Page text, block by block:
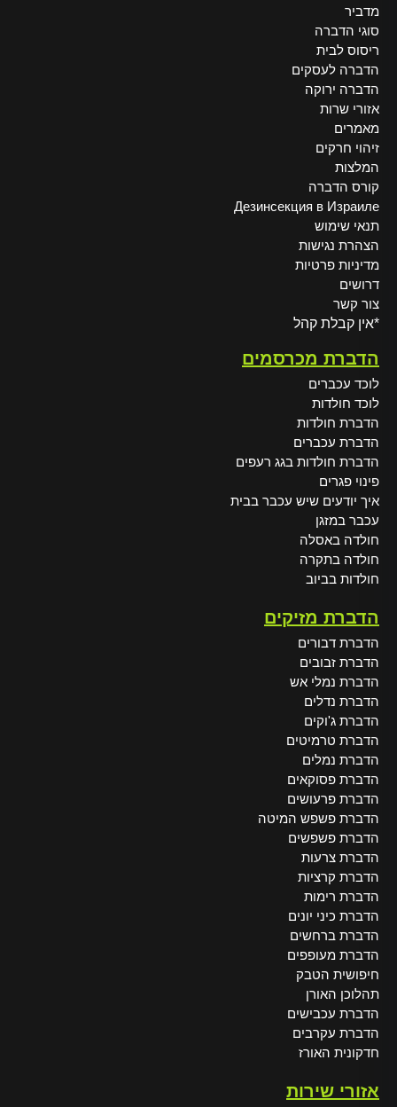
מדביר
סוגי הדברה
ריסוס לבית
הדברה לעסקים
הדברה ירוקה
אזורי שרות
מאמרים
זיהוי חרקים
המלצות
קורס הדברה
Дезинсекция в Израиле
תנאי שימוש
הצהרת נגישות
מדיניות פרטיות
דרושים
צור קשר
*אין קבלת קהל
הדברת מכרסמים
לוכד עכברים
לוכד חולדות
הדברת חולדות
הדברת עכברים
הדברת חולדות בגג רעפים
פינוי פגרים
איך יודעים שיש עכבר בבית
עכבר במזגן
חולדה באסלה
חולדה בתקרה
חולדות בביוב
הדברת מזיקים
הדברת דבורים
הדברת זבובים
הדברת נמלי אש
הדברת נדלים
הדברת ג'וקים
הדברת טרמיטים
הדברת נמלים
הדברת פסוקאים
הדברת פרעושים
הדברת פשפש המיטה
הדברת פשפשים
הדברת צרעות
הדברת קרציות
הדברת רימות
הדברת כיני יונים
הדברת ברחשים
הדברת מעופפים
חיפושית הטבק
תהלוכן האורן
הדברת עכבישים
הדברת עקרבים
חדקונית האורז
אזורי שירות